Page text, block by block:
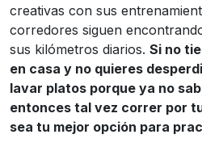
creativas con sus
corredores siguen
sus kilómetros diarios. Si no
en casa y no quieres
lavar platos porque ya no
entonces tal vez correr por
sea tu mejor opción para